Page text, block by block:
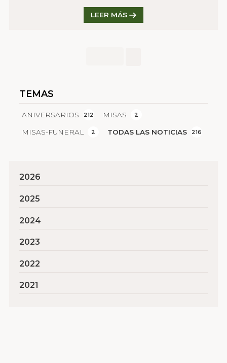
TEMAS
TODAS LAS NOTICIAS 216
ANIVERSARIOS 212 MISAS 2
MISAS-FUNERAL 2
LEER MÁS
2026
2025
2024
2023
2022
2021